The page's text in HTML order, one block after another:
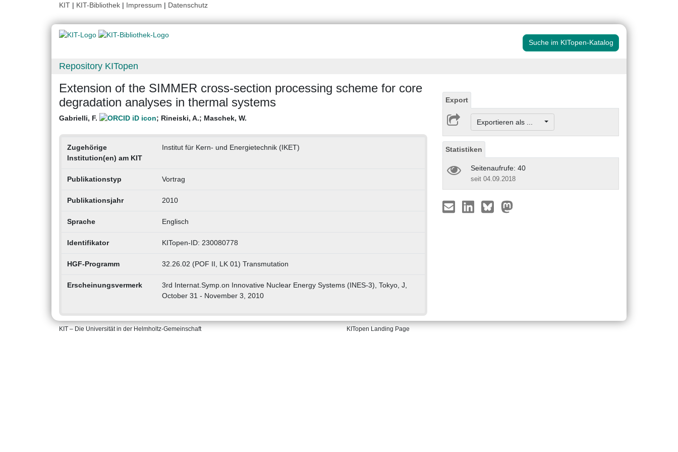
KIT | KIT-Bibliothek | Impressum | Datenschutz
Suche im KITopen-Katalog
Repository KITopen
Extension of the SIMMER cross-section processing scheme for core
degradation analyses in thermal systems
Gabrielli, F. ; Rineiski, A.; Maschek, W.
Zugehörige
Institution(en) am KIT
Institut für Kern- und Energietechnik (IKET)
Publikationstyp Vortrag
Publikationsjahr 2010
Sprache Englisch
Identifikator KITopen-ID: 230080778
HGF-Programm 32.26.02 (POF II, LK 01) Transmutation
Erscheinungsvermerk
3rd Internat.Symp.on Innovative Nuclear Energy Systems (INES-3), Tokyo, J,
October 31 - November 3, 2010
Export
Exportieren als ...
Statistiken
Seitenaufrufe: 40
seit 04.09.2018
KIT – Die Universität in der Helmholtz-Gemeinschaft KITopen Landing Page